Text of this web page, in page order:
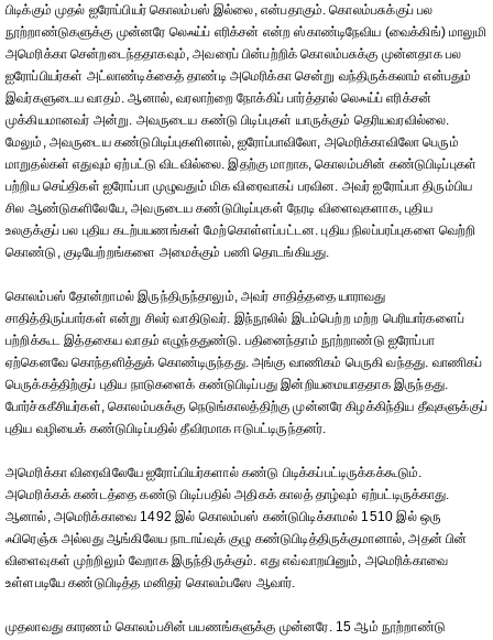
பிடிக்கும் முதல் ஐரோப்பியர் கொலம்பஸ் இல்லை, என்பதாகும். கொலம்பசுக்குப் பல
நூற்றாண்டுகளுக்கு முன்னரே லெஃய்ப் எரிக்சன் என்ற ஸ்காண்டிநேவிய (வைக்கிங்) மாலுமி
அமெரிக்கா சென்றடைந்ததாகவும், அவரைப் பின்பற்றிக் கொலம்பசுக்கு முன்னதாக பல
ஐரோப்பியர்கள் அட்லாண்டிக்கைத் தாண்டி அமெரிக்கா சென்று வந்திருக்கலாம் என்பதும்
இவர்களுடைய வாதம். ஆனால், வரலாற்றை நோக்கிப் பார்த்தால் லெஃய்ப் எரிக்சன்
முக்கியமானவர் அன்று. அவருடைய கண்டு பிடிப்புகள் யாருக்கும் தெரியவரவில்லை.
மேலும், அவருடைய கண்டுபிடிப்புகளினால், ஐரோப்பாவிலோ, அமெரிக்காவிலோ பெரும்
மாறுதல்கள் எதுவும் ஏற்பட்டு விடவில்லை. இதற்கு மாறாக, கொலம்பசின் கண்டுபிடிப்புகள்
பற்றிய செய்திகள் ஐரோப்பா முழுவதும் மிக விரைவாகப் பரவின. அவர் ஐரோப்பா திரும்பிய
சில ஆண்டுகளிலேயே, அவருடைய கண்டுபிடிப்புகள் நேரடி விளைவுகளாக, புதிய
உலகுக்குப் பல புதிய கடற்பயணங்கள் மேற்கொள்ளப்பட்டன. புதிய நிலப்பரப்புகளை வெற்றி
கொண்டு, குடியேற்றங்களை அமைக்கும் பணி தொடங்கியது.
கொலம்பஸ் தோன்றாமல் இருந்திருந்தாலும், அவர் சாதித்ததை யாராவது
சாதித்திருப்பார்கள் என்று சிலர் வாதிடுவர். இந்நூலில் இடம்பெற்ற மற்ற பெரியார்களைப்
பற்றிக்கூட இத்தகைய வாதம் எழுந்ததுண்டு. பதினைந்தாம் நூற்றாண்டு ஐரோப்பா
ஏற்கெனவே கொந்தளித்துக் கொண்டிருந்தது. அங்கு வாணிகம் பெருகி வந்தது. வாணிகப்
பெருக்கத்திற்குப் புதிய நாடுகளைக் கண்டுபிடிப்பது இன்றியமையாததாக இருந்தது.
போர்ச்சுகீசியர்கள், கொலம்பசுக்கு நெடுங்காலத்திற்கு முன்னரே கிழக்கிந்திய தீவுகளுக்குப்
புதிய வழியைக் கண்டுபிடிப்பதில் தீவிரமாக ஈடுபட்டிருந்தனர்.
அமெரிக்கா விரைவிலேயே ஐரோப்பியர்களால் கண்டு பிடிக்கப்பட்டிருக்கக்கூடும்.
அமெரிக்கக் கண்டத்தை கண்டு பிடிப்பதில் அதிகக் காலத் தாழ்வும் ஏற்பட்டிருக்காது.
ஆனால், அமெரிக்காவை 1492 இல் கொலம்பஸ் கண்டுபிடிக்காமல் 1510 இல் ஒரு
ஃபிரெஞ்சு அல்லது ஆங்கிலேய நாடாய்வுக் குழு கண்டுபிடித்திருக்குமானால், அதன் பின்
விளைவுகள் முற்றிலும் வேறாக இருந்திருக்கும். எது எவ்வாறயினும், அமெரிக்காவை
உள்ளபடியே கண்டுபிடித்த மனிதர் கொலம்பஸே ஆவார்.
முதலாவது காரணம் கொலம்பசின் பயணங்களுக்கு முன்னரே. 15 ஆம் நூற்றாண்டு